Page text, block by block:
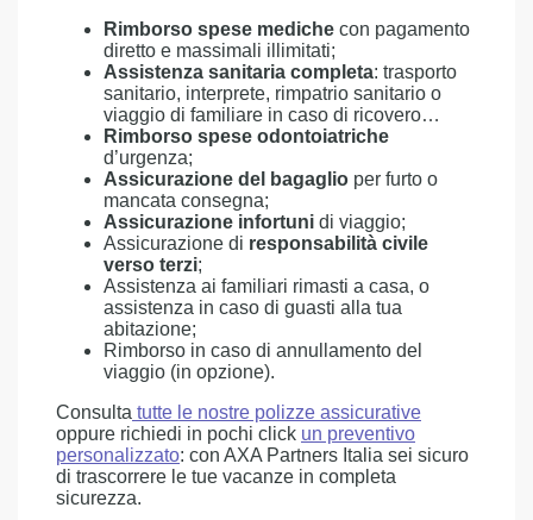
Rimborso spese mediche con pagamento
diretto e massimali illimitati;
Assistenza sanitaria completa: trasporto
sanitario, interprete, rimpatrio sanitario o
viaggio di familiare in caso di ricovero…
Rimborso spese odontoiatriche
d’urgenza;
Assicurazione del bagaglio per furto o
mancata consegna;
Assicurazione infortuni di viaggio;
Assicurazione di responsabilità civile
verso terzi;
Assistenza ai familiari rimasti a casa, o
assistenza in caso di guasti alla tua
abitazione;
Rimborso in caso di annullamento del
viaggio (in opzione).
Consulta tutte le nostre polizze assicurative
oppure richiedi in pochi click un preventivo
personalizzato: con AXA Partners Italia sei sicuro
di trascorrere le tue vacanze in completa
sicurezza.